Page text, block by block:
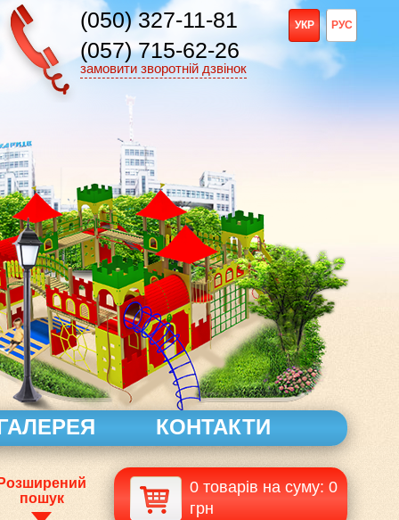
РУС
УКР
(050) 327-11-81
(057) 715-62-26
замовити зворотній дзвінок
КОНТАКТИ
0 товарів на суму: 0
грн
Розширений
пошук